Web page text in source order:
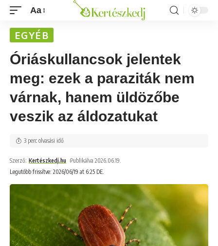
Aa
EGYÉB
Óriáskullancsok jelentek
meg: ezek a paraziták nem
várnak, hanem üldözőbe
veszik az áldozatukat
Legutóbb frissítve: 2026/06/19 at 6:25 DE.
Szerző: Kertészkedj.hu Publikálva 2026.06.19.
3 perc olvasási idő